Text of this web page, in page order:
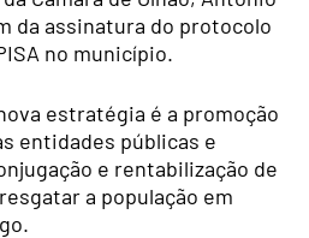
da assinatura do protocolo
no município.
estratégia é a promoção
entidades públicas e
e rentabilização de
a população em